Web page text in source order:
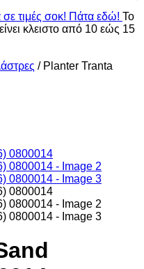
σε τιμές σοκ! Πάτα εδώ! Το
κλειστο από 10 εώς 15
/ Planter Tranta